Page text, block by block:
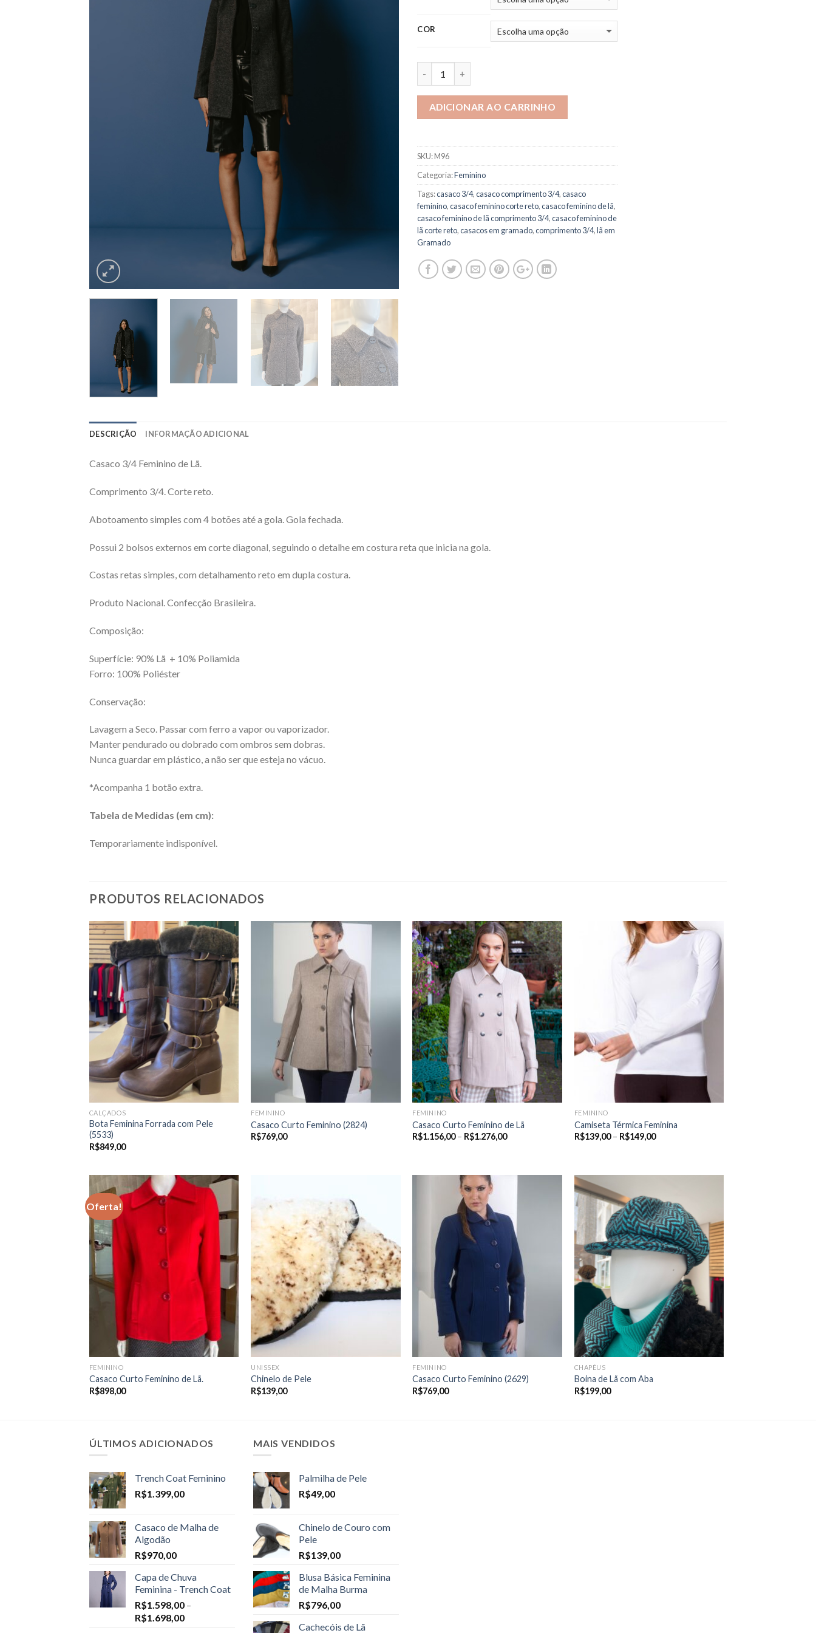
COR
ADICIONAR AO CARRINHO
SKU:M96
Categoria:Feminino
Tags:casaco 3/4,casaco comprimento 3/4,casaco
feminino,casaco feminino corte reto,casaco feminino de lã,
casaco feminino de lã comprimento 3/4,casaco feminino de
lã corte reto,casacos em gramado,comprimento 3/4,lã em
Gramado
DESCRIÇÃO INFORMAÇÃO ADICIONAL
Casaco 3/4 Feminino de Lã.
Comprimento 3/4. Corte reto.
Abotoamento simples com 4 botões até a gola. Gola fechada.
Possui 2 bolsos externos em corte diagonal, seguindo o detalhe em costura reta que inicia na gola.
Costas retas simples, com detalhamento reto em dupla costura.
Produto Nacional. Confecção Brasileira.
Composição:
Superfície: 90% Lã + 10% Poliamida
Forro: 100% Poliéster
Conservação:
Lavagem a Seco. Passar com ferro a vapor ou vaporizador.
Manter pendurado ou dobrado com ombros sem dobras.
Nunca guardar em plástico, a não ser que esteja no vácuo.
*Acompanha 1 botão extra.
Tabela de Medidas (em cm):
Temporariamente indisponível.
PRODUTOS RELACIONADOS
CALÇADOS
Bota Feminina Forrada com Pele
(5533)
R$849,00
FEMININO
Casaco Curto Feminino (2824)
R$769,00
FEMININO
Casaco Curto Feminino de Lã
R$1.156,00 – R$1.276,00Price
FEMININO
Camiseta Térmica Feminina
R$139,00 – R$149,00Price
Oferta!
FEMININO
Casaco Curto Feminino de Lã.
R$898,00
UNISSEX
Chinelo de Pele
R$139,00
FEMININO
Casaco Curto Feminino (2629)
R$769,00
CHAPÉUS
Boina de Lã com Aba
R$199,00
ÚLTIMOS ADICIONADOS
Trench Coat Feminino
R$1.399,00
Casaco de Malha de
Algodão
R$970,00
Capa de Chuva
Feminina - Trench Coat
R$1.598,00 –
R$1.698,00Price
MAIS VENDIDOS
Palmilha de Pele
R$49,00
Chinelo de Couro com
Pele
R$139,00
Blusa Básica Feminina
de Malha Burma
R$796,00
Cachecóis de Lã